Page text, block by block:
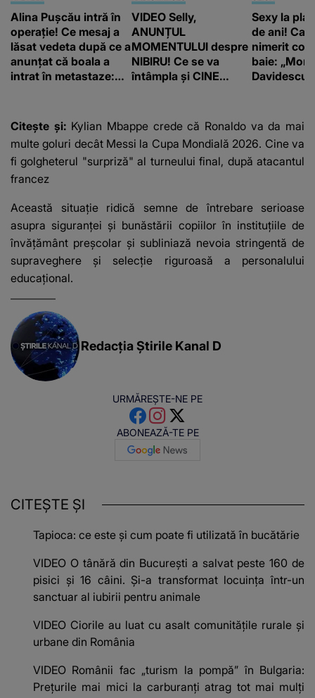
Alina Pușcău intră în
operație! Ce mesaj a
lăsat vedeta după ce a
anunțat că boala a
intrat în metastaze:
VIDEO Selly,
ANUNȚUL
MOMENTULUI despre
NIBIRU! Ce se va
întâmpla și CINE
e ciudă că..."
Sexy la
de ani!
nimerit
baie:
Davidescu
Citește și: Kylian Mbappe crede că Ronaldo va da mai
multe goluri decât Messi la Cupa Mondială 2026. Cine va
fi golgheterul "surpriză" al turneului final, după atacantul
francez
Această situație ridică semne de întrebare serioase
asupra siguranței și bunăstării copiilor în instituțiile de
învățământ preșcolar și subliniază nevoia stringentă de
supraveghere și selecție riguroasă a personalului
educațional.
Redacția Știrile Kanal D
URMĂREȘTE-NE PE
ABONEAZĂ-TE PE
CITEȘTE ȘI
Tapioca: ce este și cum poate fi utilizată în bucătărie
VIDEO O tânără din București a salvat peste 160 de
pisici și 16 câini. Și-a transformat locuința într-un
sanctuar al iubirii pentru animale
VIDEO Ciorile au luat cu asalt comunitățile rurale și
urbane din România
VIDEO Românii fac „turism la pompă” în Bulgaria:
Prețurile mai mici la carburanți atrag tot mai mulți